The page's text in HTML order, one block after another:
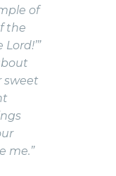
of
the
sweet
me.”